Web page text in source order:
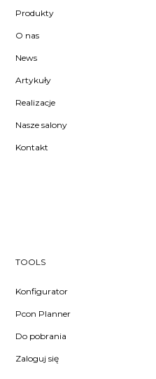
Produkty
O nas
News
Artykuły
Realizacje
Nasze salony
Kontakt
TOOLS
Konfigurator
Pcon Planner
Do pobrania
Zaloguj się